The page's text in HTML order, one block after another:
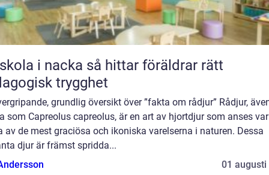
i nacka så hittar föräldrar rätt
trygghet
grundlig översikt över ”fakta om rådjur” Rådjur,
som Capreolus capreolus, är en art av hjortdjur som anses
av de mest graciösa och ikoniska varelserna i naturen. Dessa
djur är främst spridda...
01 augusti